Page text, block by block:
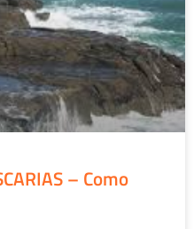
– Como